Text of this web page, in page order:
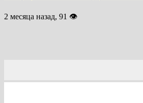
2 месяца назад, 91 👁